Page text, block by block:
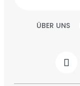
ÜBER UNS